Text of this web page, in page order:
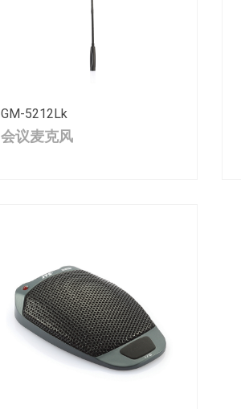
GM-5212Lk
会议麦克风